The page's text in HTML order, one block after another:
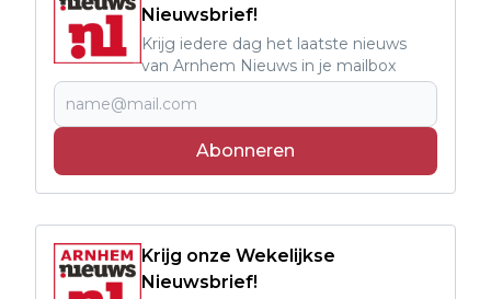
Nieuwsbrief!
Krijg iedere dag het laatste nieuws
van Arnhem Nieuws in je mailbox
Abonneren
Krijg onze Wekelijkse
Nieuwsbrief!